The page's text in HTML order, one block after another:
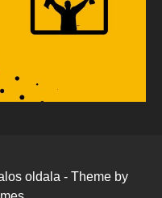
oldala - Theme by